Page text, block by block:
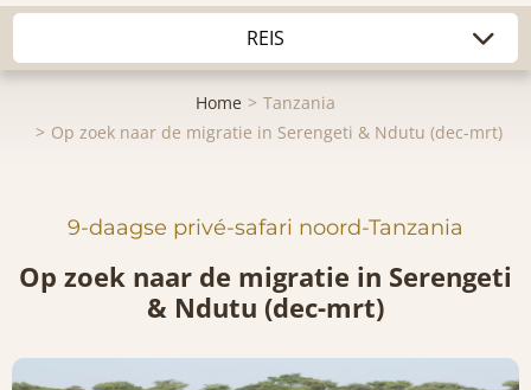
Home
Tanzania
Op zoek naar de migratie in Serengeti & Ndutu (dec-mrt)
9-daagse privé-safari noord-Tanzania
Op zoek naar de migratie in Serengeti
& Ndutu (dec-mrt)